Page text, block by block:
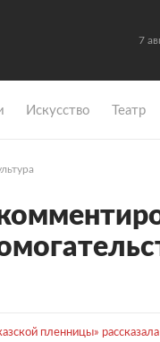
7
Искусство Театр
пленницы»